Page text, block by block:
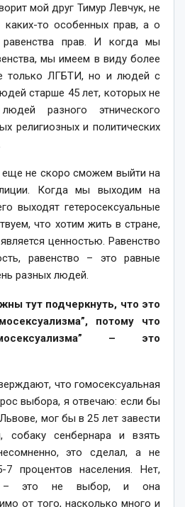
мой друг Тимур Левчук, не
то особенных прав, а о
прав. И когда мы
мы имеем в виду более
только ЛГБТИ, но и людей с
старше 45 лет, которых не
разного этнического
религиозных и политических
не скоро сможем выйти на
Когда мы выходим на
выходят гетеросексуальные
что хотим жить в стране,
ценностью. Равенство
равенство – это равные
разных людей.
тут подчеркнуть, что это
потому что
– это
что гомосексуальная
выбора, я отвечаю: если бы
мог бы в 25 лет завести
собаку сенбернара и взять
это сделал, а не
процентов населения. Нет,
– это не выбор, и она
от того, насколько много и